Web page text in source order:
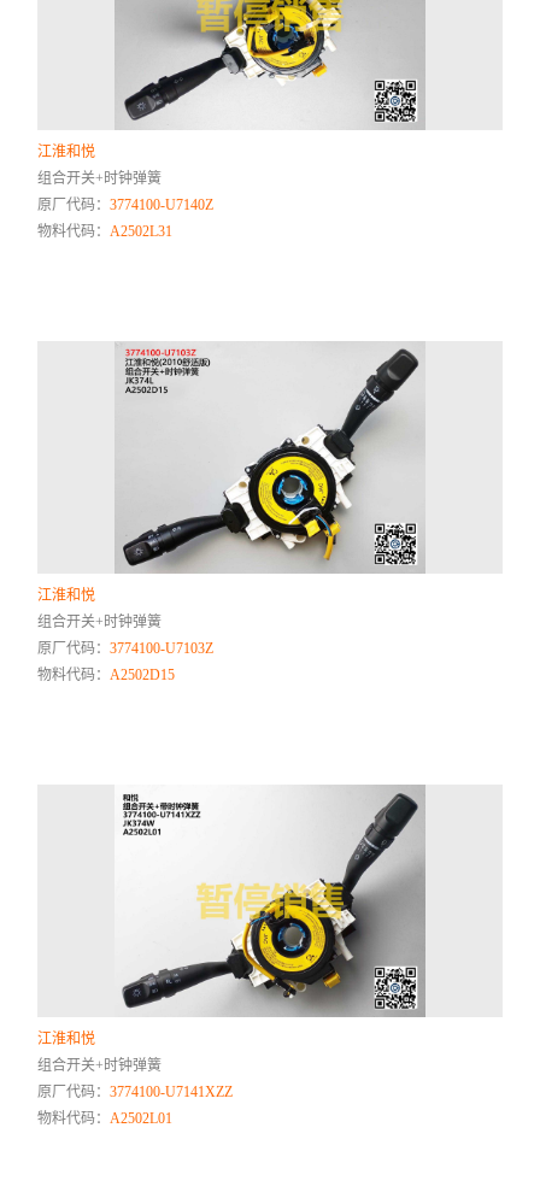
江淮和悦
组合开关+时钟弹簧
原厂代码：3774100-U7140Z
物料代码： A2502L31
江淮和悦
组合开关+时钟弹簧
原厂代码：3774100-U7103Z
物料代码： A2502D15
江淮和悦
组合开关+时钟弹簧
原厂代码：3774100-U7141XZZ
物料代码： A2502L01